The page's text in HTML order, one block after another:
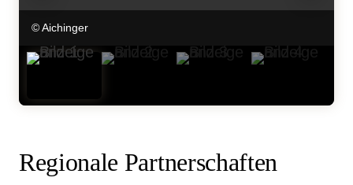
© Aichinger
Regionale Partnerschaften